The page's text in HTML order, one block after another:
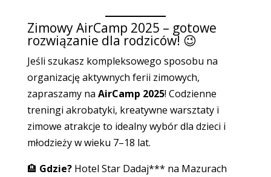
Zimowy AirCamp 2025 – gotowe
rozwiązanie dla rodziców! 😉
Jeśli szukasz kompleksowego sposobu na
organizację aktywnych ferii zimowych,
zapraszamy na AirCamp 2025! Codzienne
treningi akrobatyki, kreatywne warsztaty i
zimowe atrakcje to idealny wybór dla dzieci i
młodzieży w wieku 7–18 lat.
🏨 Gdzie?Hotel Star Dadaj*** na Mazurach